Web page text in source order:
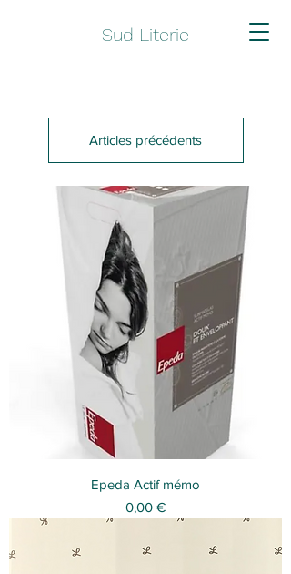
Sud Literie
Articles précédents
Epeda Actif mémo
Prix
0,00 €